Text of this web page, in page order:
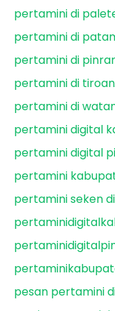
pertamini di
pertamini di
pertamini di
pertamini di
pertamini di
pertamini digital
pertamini digital
pertamini
pertamini seken
pesan pertamini